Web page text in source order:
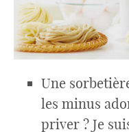
Une
les minus
priver ? Je